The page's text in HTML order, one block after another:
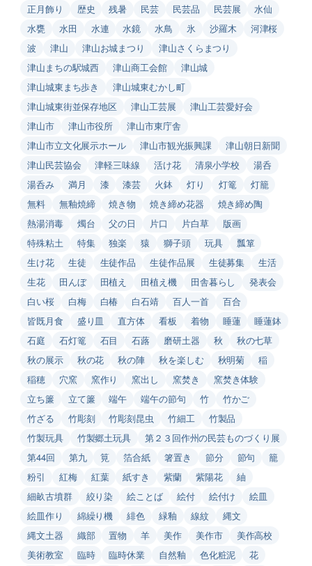
正月飾り 歴史 残暑 民芸 民芸品 民芸展
水仙
水甕
水田 水連 水鏡 水鳥 氷 沙羅木
河津桜
波
津山 津山お城まつり
津山さくらまつり
津山まちの駅城西
津山商工会館
津山城
津山城東まち歩き
津山城東むかし町
津山城東街並保存地区
津山工芸展
津山工芸愛好会
津山市
津山市役所
津山市東庁舎
津山市立文化展示ホール
津山市観光振興課
津山朝日新聞
津山民芸協会
津軽三味線 活け花 清泉小学校
湯呑
湯呑み
満月 漆 漆芸 火鉢 灯り 灯篭
灯籠
無料
無釉焼締 焼き物 焼き締め花器
焼き締め陶
熱湯消毒
燭台 父の日 片口 片白草
版画
特殊粘土
特集 独楽 猿 獅子頭 玩具
瓢箪
生け花
生徒 生徒作品 生徒作品展 生徒募集
生活
生花
田んぼ 田植え 田植え機 田舎暮らし
発表会
白い桜
白梅 白椿 白石靖 百人一首
百合
皆既月食
盛り皿 直方体 看板 着物 睡蓮
睡蓮鉢
石庭
石灯篭 石目 石蕗 磨研土器 秋
秋の七草
秋の展示
秋の花 秋の陣 秋を楽しむ 秋明菊
稲
稲穂
穴窯 窯作り 窯出し 窯焚き
窯焚き体験
立ち簾
立て簾 端午 端午の節句 竹
竹かご
竹ざる
竹彫刻 竹彫刻昆虫 竹細工
竹製品
竹製玩具
竹製郷土玩具
第２３回作州の民芸ものづくり展
第44回
第九 筧 箔合紙 箸置き 節分 節句
籠
粉引
紅梅 紅葉 紙すき 紫蘭 紫陽花
紬
細畝古墳群
絞り染 絵ことば 絵付 絵付け
絵皿
絵皿作り
綿繰り機 緋色 緑釉 線紋
縄文
縄文土器
織部 置物 羊 美作 美作市
美作高校
美術教室
臨時 臨時休業 自然釉 色化粧泥
花